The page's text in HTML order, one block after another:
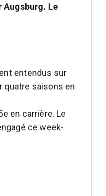
Augsburg. Le
entendus sur
quatre saisons en
en carrière. Le
ce week-